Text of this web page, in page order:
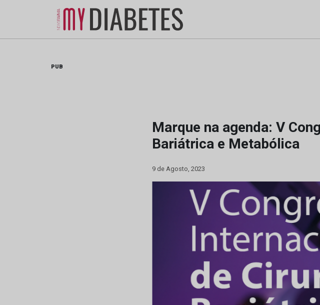
PUB
Marque na agenda: V
Bariátrica e Metabólica
9 de Agosto, 2023